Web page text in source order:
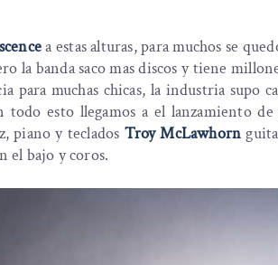
a estas alturas, para muchos se
la banda saco mas discos y tiene
para muchas chicas, la industria supo
todo esto llegamos a el lanzamiento
piano y teclados Troy McLawhorn
el bajo y coros.